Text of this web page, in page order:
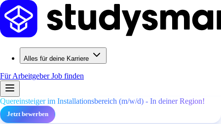
Alles für deine Karriere
Für ArbeitgeberJob finden
Quereinsteiger im Installationsbereich (m/w/d) - In deiner Region!
Jetzt bewerben